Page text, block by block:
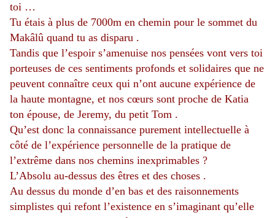
toi …
Tu étais à plus de 7000m en chemin pour le sommet du
Makâlû quand tu as disparu .
Tandis que l’espoir s’amenuise nos pensées vont vers toi
porteuses de ces sentiments profonds et solidaires que ne
peuvent connaître ceux qui n’ont aucune expérience de
la haute montagne, et nos cœurs sont proche de Katia
ton épouse, de Jeremy, du petit Tom .
Qu’est donc la connaissance purement intellectuelle à
côté de l’expérience personnelle de la pratique de
l’extrême dans nos chemins inexprimables ?
L’Absolu au-dessus des êtres et des choses .
Au dessus du monde d’en bas et des raisonnements
simplistes qui refont l’existence en s’imaginant qu’elle